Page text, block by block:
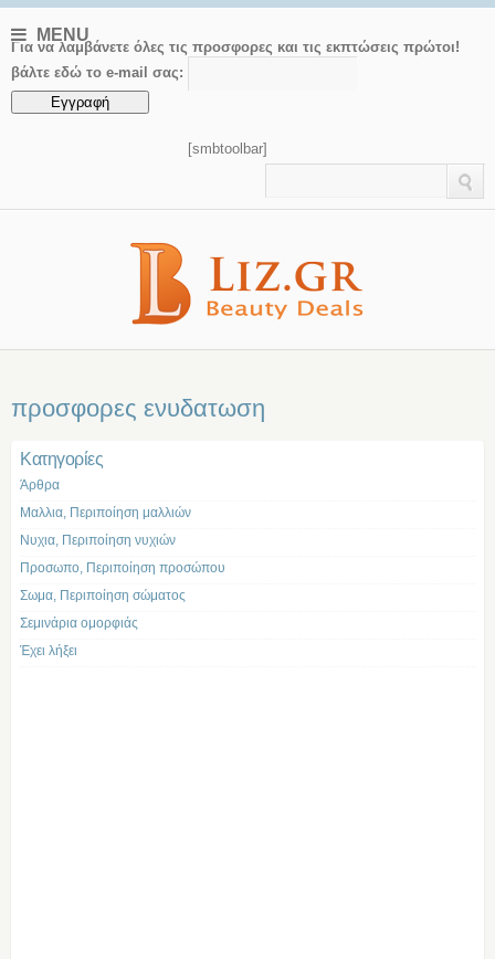
MENU
Για να λαμβάνετε όλες τις προσφορες και τις εκπτώσεις πρώτοι!
βάλτε εδώ το e-mail σας:
[smbtoolbar]
προσφορες ενυδατωση
Kατηγορίες
Άρθρα
Μαλλια, Περιποίηση μαλλιών
Νυχια, Περιποίηση νυχιών
Προσωπο, Περιποίηση προσώπου
Σωμα, Περιποίηση σώματος
Σεμινάρια ομορφιάς
Έχει λήξει